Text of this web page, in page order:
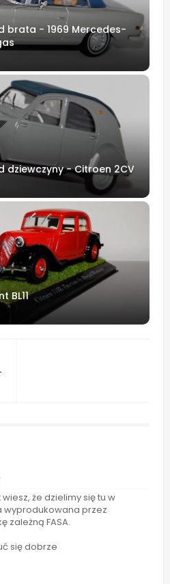
brata - 1969 Mercedes-
dziewczyny - Citroen 2CV
BL11
że dzielimy się tu w
wyprodukowana przez
zależną FASA.
się dobrze